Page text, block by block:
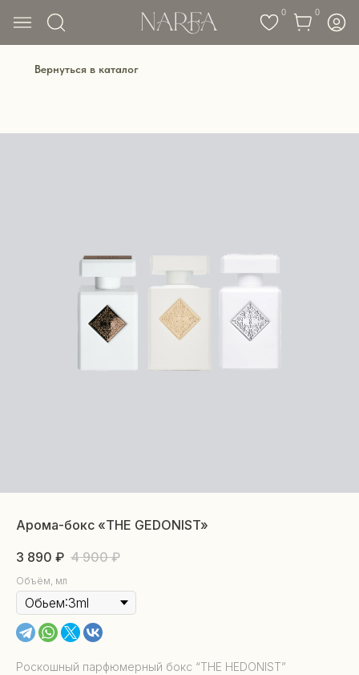
Вернуться в каталог
Арома-бокс «THE GEDONIST»
3 890 ₽ 4 900 ₽
Объём, мл
Роскошный парфюмерный бокс “THE HEDONIST”